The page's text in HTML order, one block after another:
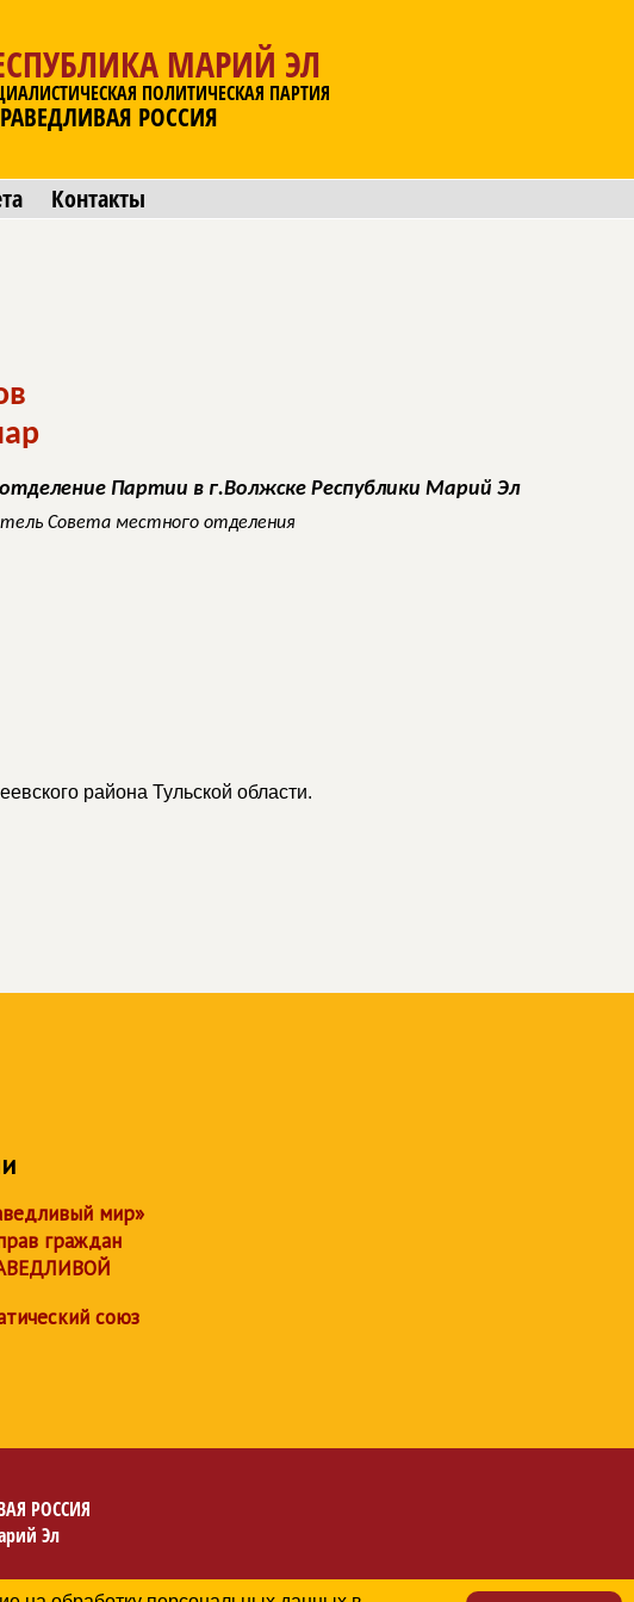
МАРИЙ ЭЛ
ПОЛИТИЧЕСКАЯ ПАРТИЯ
РОССИЯ
Контакты
Партии в г.Волжске Республики Марий Эл
Совета местного отделения
района Тульской области.
мир»
граждан
союз
РОССИЯ
Эл